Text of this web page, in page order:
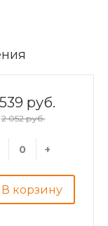
руб.
2 052 руб.
+
В корзину